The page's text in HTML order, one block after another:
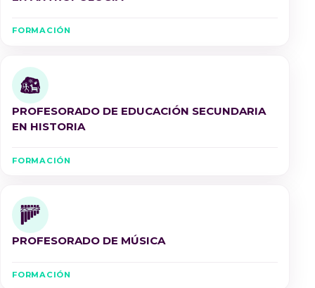
FORMACIÓN
PROFESORADO DE EDUCACIÓN SECUNDARIA
EN HISTORIA
FORMACIÓN
PROFESORADO DE MÚSICA
FORMACIÓN